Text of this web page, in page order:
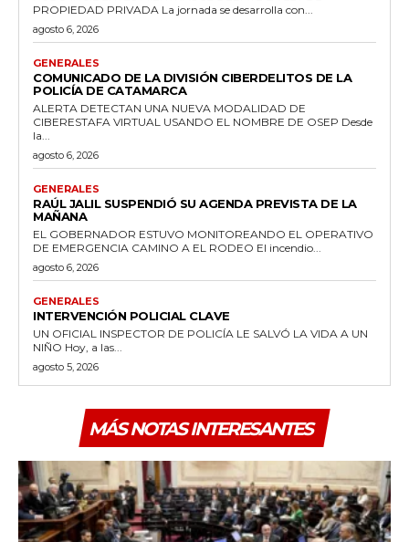
PROPIEDAD PRIVADA La jornada se desarrolla con...
agosto 6, 2026
GENERALES
COMUNICADO DE LA DIVISIÓN CIBERDELITOS DE LA
POLICÍA DE CATAMARCA
ALERTA DETECTAN UNA NUEVA MODALIDAD DE
CIBERESTAFA VIRTUAL USANDO EL NOMBRE DE OSEP Desde
la...
agosto 6, 2026
GENERALES
RAÚL JALIL SUSPENDIÓ SU AGENDA PREVISTA DE LA
MAÑANA
EL GOBERNADOR ESTUVO MONITOREANDO EL OPERATIVO
DE EMERGENCIA CAMINO A EL RODEO El incendio...
agosto 6, 2026
GENERALES
INTERVENCIÓN POLICIAL CLAVE
UN OFICIAL INSPECTOR DE POLICÍA LE SALVÓ LA VIDA A UN
NIÑO Hoy, a las...
agosto 5, 2026
MÁS NOTAS INTERESANTES